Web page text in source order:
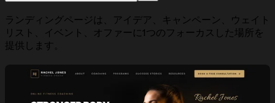
ランディングページは、アイデア、キャンペーン、ウェイト
リスト、イベント、オファーに1つのフォーカスした場所を
提供します。